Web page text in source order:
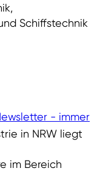
- immer
Schiffstechnik
in NRW liegt
im Bereich